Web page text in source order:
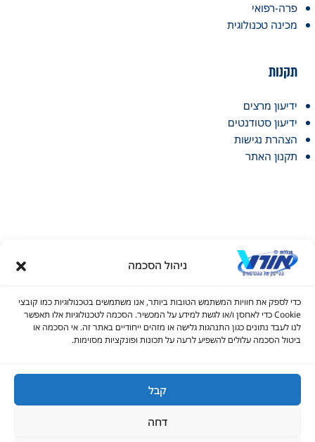
ניהול הסכמה
כדי לספק את חוויות המשתמש הטובות ביותר, אנו משתמשים בטכנולוגיות כמו קובצי
Cookie כדי לאחסן ו/או לגשת למידע על המכשיר. הסכמה לטכנולוגיות אלו תאפשר
לנו לעבד נתונים כגון התנהגות גלישה או מזהים ייחודיים באתר זה. אי הסכמה או
ביטול הסכמה עלולים להשפיע לרעה על תכונות ופונקציות מסוימות.
קבל
דחה
פרה-רפואי
מכינה טכנולוגית
תקנות
ידיעון מרצים
ידיעון סטודנטים
הצהרת נגישות
תקנון האתר
© כל הזכויות שמורות למכללות אורט 2026
infolead@ort.org.il
1700-70-22-60
טקסט
טקסט